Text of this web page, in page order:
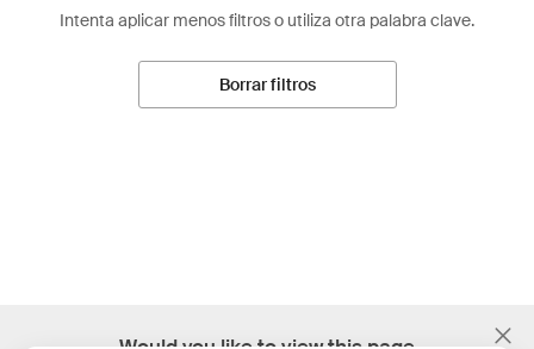
Intenta aplicar menos filtros o utiliza otra palabra clave.
Borrar filtros